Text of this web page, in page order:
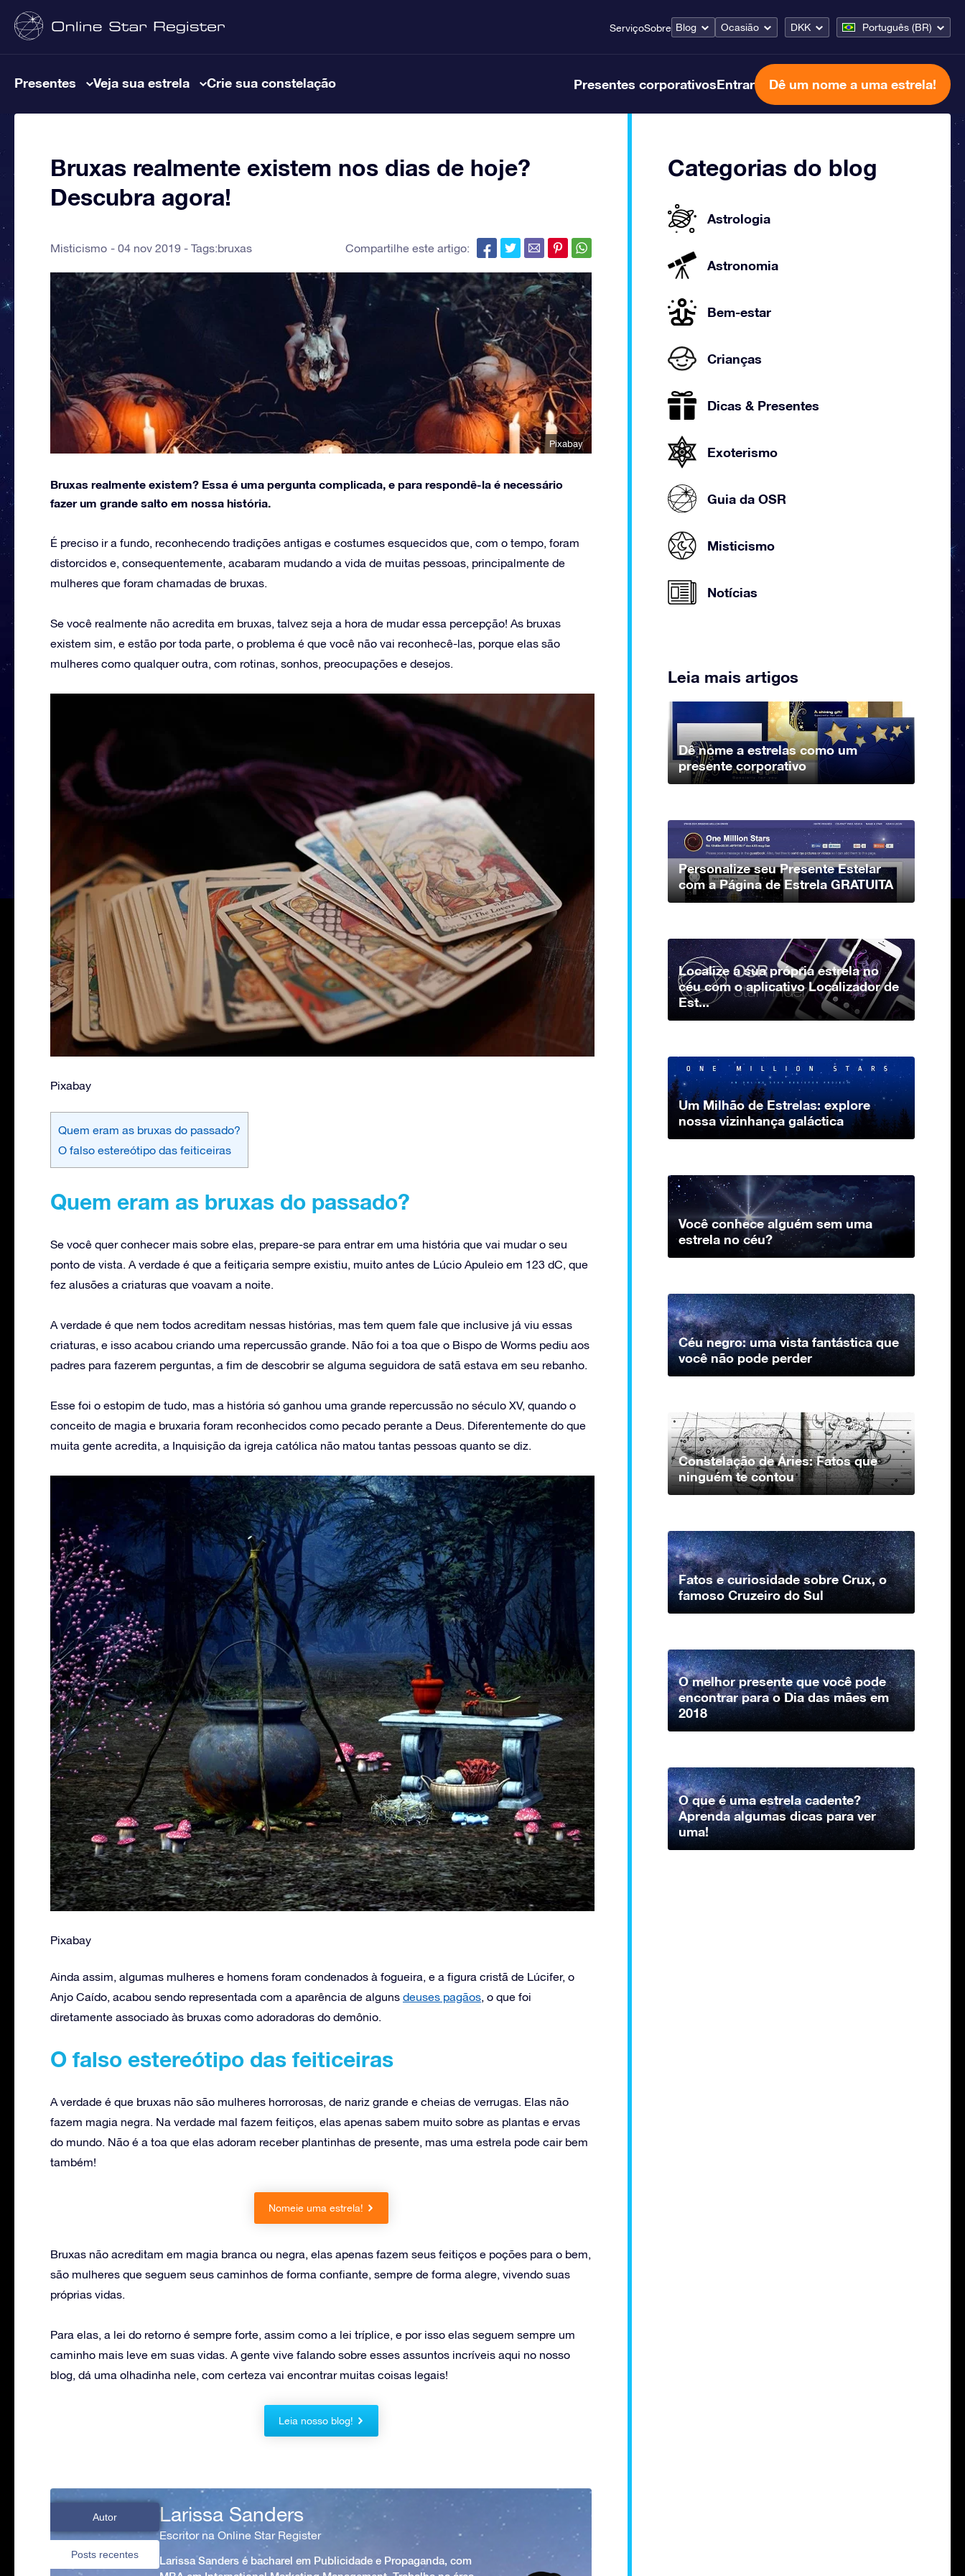
ServiçoSobre Blog Ocasião DKK Português (BR)
Presentes Veja sua estrela Crie sua constelação Presentes corporativosEntrar Dê um nome a uma estrela!
Bruxas realmente existem nos dias de hoje?
Descubra agora!
Misticismo 04 nov 2019 - Tags:bruxas Compartilhe este artigo:
Pixabay
Bruxas realmente existem? Essa é uma pergunta complicada, e para respondê-la é necessário
fazer um grande salto em nossa história.
É preciso ir a fundo, reconhecendo tradições antigas e costumes esquecidos que, com o tempo, foram
distorcidos e, consequentemente, acabaram mudando a vida de muitas pessoas, principalmente de
mulheres que foram chamadas de bruxas.
Se você realmente não acredita em bruxas, talvez seja a hora de mudar essa percepção! As bruxas
existem sim, e estão por toda parte, o problema é que você não vai reconhecê-las, porque elas são
mulheres como qualquer outra, com rotinas, sonhos, preocupações e desejos.
Pixabay
Quem eram as bruxas do passado?
O falso estereótipo das feiticeiras
Quem eram as bruxas do passado?
Se você quer conhecer mais sobre elas, prepare-se para entrar em uma história que vai mudar o seu
ponto de vista. A verdade é que a feitiçaria sempre existiu, muito antes de Lúcio Apuleio em 123 dC, que
fez alusões a criaturas que voavam a noite.
A verdade é que nem todos acreditam nessas histórias, mas tem quem fale que inclusive já viu essas
criaturas, e isso acabou criando uma repercussão grande. Não foi a toa que o Bispo de Worms pediu aos
padres para fazerem perguntas, a fim de descobrir se alguma seguidora de satã estava em seu rebanho.
Esse foi o estopim de tudo, mas a história só ganhou uma grande repercussão no século XV, quando o
conceito de magia e bruxaria foram reconhecidos como pecado perante a Deus. Diferentemente do que
muita gente acredita, a Inquisição da igreja católica não matou tantas pessoas quanto se diz.
Pixabay
Ainda assim, algumas mulheres e homens foram condenados à fogueira, e a figura cristã de Lúcifer, o
Anjo Caído, acabou sendo representada com a aparência de alguns deuses pagãos, o que foi
diretamente associado às bruxas como adoradoras do demônio.
O falso estereótipo das feiticeiras
A verdade é que bruxas não são mulheres horrorosas, de nariz grande e cheias de verrugas. Elas não
fazem magia negra. Na verdade mal fazem feitiços, elas apenas sabem muito sobre as plantas e ervas
do mundo. Não é a toa que elas adoram receber plantinhas de presente, mas uma estrela pode cair bem
também!
Nomeie uma estrela!
Bruxas não acreditam em magia branca ou negra, elas apenas fazem seus feitiços e poções para o bem,
são mulheres que seguem seus caminhos de forma confiante, sempre de forma alegre, vivendo suas
próprias vidas.
Para elas, a lei do retorno é sempre forte, assim como a lei tríplice, e por isso elas seguem sempre um
caminho mais leve em suas vidas. A gente vive falando sobre esses assuntos incríveis aqui no nosso
blog, dá uma olhadinha nele, com certeza vai encontrar muitas coisas legais!
Leia nosso blog!
Autor
Posts recentes
Larissa Sanders
Escritor na Online Star Register
Larissa Sanders é bacharel em Publicidade e Propaganda, com
Categorias do blog
Astrologia
Astronomia
Bem-estar
Crianças
Dicas & Presentes
Exoterismo
Guia da OSR
Misticismo
Notícias
Leia mais artigos
Dê nome a estrelas como um
presente corporativo
Personalize seu Presente Estelar
com a Página de Estrela GRATUITA
Localize a sua própria estrela no
céu com o aplicativo Localizador de
Est...
Um Milhão de Estrelas: explore
nossa vizinhança galáctica
Você conhece alguém sem uma
estrela no céu?
Céu negro: uma vista fantástica que
você não pode perder
Constelação de Áries: Fatos que
ninguém te contou
Fatos e curiosidade sobre Crux, o
famoso Cruzeiro do Sul
O melhor presente que você pode
encontrar para o Dia das mães em
2018
O que é uma estrela cadente?
Aprenda algumas dicas para ver
uma!